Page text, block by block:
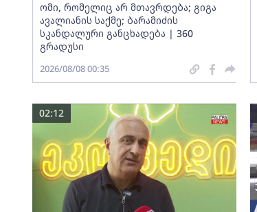
ომი, რომელიც არ მთავრდება; გიგა
ავალიანის საქმე; ბარამიძის
სკანდალური განცხადება | 360
გრადუსი
2026/08/08 00:35
02:12